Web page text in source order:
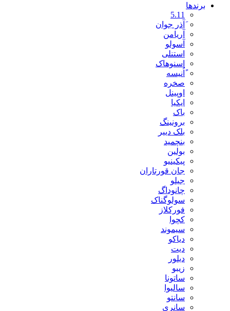
برندها
5.11
َآذر جوان
آریامن
آسولو
استنلی
اسنوهاک
ًاُنیسه
صخره
اوپینل
ایکیا
باک
برونینگ
بلک دییر
بنچمید
بولین
پیکینیو
جان قورتاران
جیلو
چانوداگ
سولوگناک
فورکلاز
کچوا
سیموند
دیاکو
دیت
دیلور
زیبو
ساتونا
سالیوا
سانتو
سانری